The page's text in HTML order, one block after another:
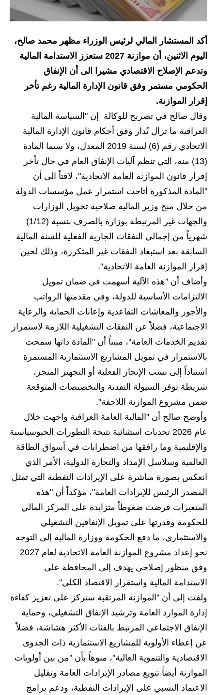
الاخبار السياسية
الاخبار الامنية
الاخبار الاقتصادية
الاخبار الرياضية
اخبار وقرارات وزارة التربية
نتائج الامتحانات
المرحلة الابتدائية
المرحلة المتوسطة
المرحلة الاعدادية
اسئلة وزارية
المرحلة المتوسطة
المرحلة الاعدادية
مرشحات
المرحلة الابتدائية
المرحلة المتوسطة
المرحلة الاعدادية
كتب مدرسية
المرحلة الابتدائية
المرحلة المتوسطة
المرحلة الاعدادية
ملازم دراسية
المرحلة الابتدائية
المرحلة المتوسطة
المرحلة الاعدادية
دروس
المرحلة الابتدائية
المرحلة المتوسطة
المرحلة الاعدادية
مواضيع انشاء
أكد المستشار المالي لرئيس الوزراء مظهر محمد صالح،
اليوم الاثنين، أن موازنة 2027 ستعزز الاستدامة المالية
وتدعم الإصلاح الاقتصادي مشيرا الى أن الإنفاق
الحكومي مستمر وفق قانون الإدارة المالية رغم تأخر
إقرار الموازنة.
وقال صالح في تصريح للوكالة إن "السياسة المالية
العراقية ما تزال تُدار وفق أحكام قانون الإدارة المالية
الاتحادي رقم (6) لسنة 2019 المعدل، ولا سيما المادة
(13) منه، التي تنظم آليات الإنفاق العام في حال تأخر
إقرار قانون الموازنة العامة الاتحادية"، لافتاً الى أن
"المادة المذكورة أتاحت استمرار عمل مؤسسات الدولة
من خلال منح وزير المالية صلاحية تخويل الوزارات
والجهات غير المرتبطة بوزارة بالصرف بنسبة (1/12)
شهرياً من إجمالي النفقات الجارية الفعلية للسنة المالية
السابقة بعد استبعاد النفقات غير المتكررة، وذلك لحين
إقرار الموازنة العامة الاتحادية".
وأضاف أن "هذه الآلية أسهمت في ضمان تمويل
الالتزامات الأساسية للدولة، وفي مقدمتها الرواتب
والأجور والمعاشات التقاعدية وإعانات الحماية والرعاية
الاجتماعية، فضلاً عن النفقات التشغيلية اللازمة لاستمرار
تقديم الخدمات العامة"، مبيناً أن "المادة ذاتها سمحت
بالاستمرار في تمويل المشاريع الاستثمارية المستمرة
استناداً إلى نسب الإنجاز الفعلية أو التجهيز المنجز،
شريطة توفر السيولة النقدية والتخصيصات المتوقعة
ضمن مشروع الموازنة اللاحقة".
وأوضح صالح أن "المالية العامة العراقية واجهت خلال
عام 2026 تحديات استثنائية نتيجة التطورات الجيوسياسية
والإقليمية وما رافقها من اضطرابات في أسواق الطاقة
العالمية وسلاسل الإمداد والتجارة الدولية، الأمر الذي
انعكس بصورة مباشرة على الإيرادات النفطية التي تمثل
المصدر الرئيس للإيرادات العامة"، مؤكداً أن "هذه
المتغيرات فرضت ضغوطاً متزايدة على المركز المالي
للحكومة وقدرتها على تمويل الإنفاقين التشغيلي
والاستثماري، ما دفع الحكومة ووزارة المالية إلى التوجه
نحو إعداد مشروع الموازنة العامة الاتحادية لعام 2027
وفق منظور إصلاحي يهدف إلى المحافظة على
الاستدامة المالية واستقرار الاقتصاد الكلي".
ولفت إلى أن "الموازنة المرتقبة ستركز على تعزيز كفاءة
إدارة الموارد العامة وترشيد الإنفاق التشغيلي، وحماية
الإنفاق الاجتماعي المرتبط بالفئات الأكثر هشاشة، فضلاً
عن إعطاء الأولوية للمشاريع الاستثمارية ذات الجدوى
الاقتصادية والتنموية العالية"، منوهاً بأن "من بين أولويات
الموازنة أيضاً تنويع مصادر الإيرادات العامة وتقليل
الاعتماد النسبي على الإيرادات النفطية، ودعم برامج